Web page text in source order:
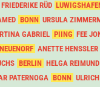
FRIEDERIKE RÜD
BONN URSULA
GABRIEL PIING FEE
ANETTE HENSSLER
BERLIN HELGA REIMUND
PATERNOGA BONN